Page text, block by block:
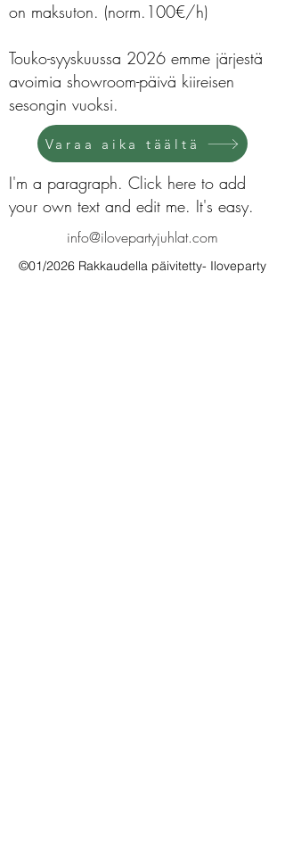
on maksuton. (norm.100€/h)
Touko-syyskuussa 2026 emme järjestä
avoimia showroom-päivä kiireisen
sesongin vuoksi.
Varaa aika täältä
I'm a paragraph. Click here to add
your own text and edit me. It's easy.
info@ilovepartyjuhlat.com
©01/2026 Rakkaudella päivitetty- Iloveparty